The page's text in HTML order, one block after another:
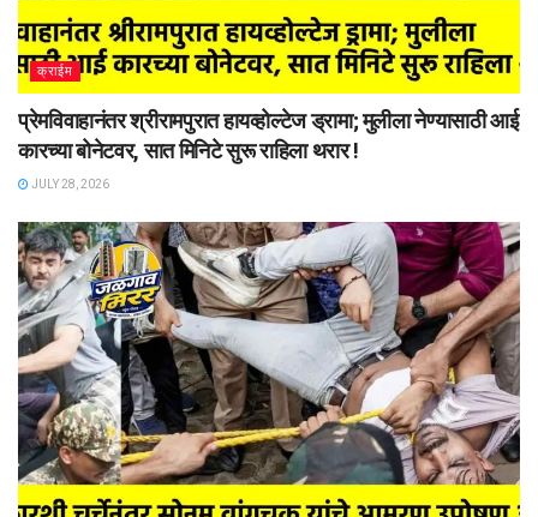
क्राईम
प्रेमविवाहानंतर श्रीरामपुरात हायव्होल्टेज ड्रामा; मुलीला नेण्यासाठी आई
कारच्या बोनेटवर, सात मिनिटे सुरू राहिला थरार !
JULY 28, 2026